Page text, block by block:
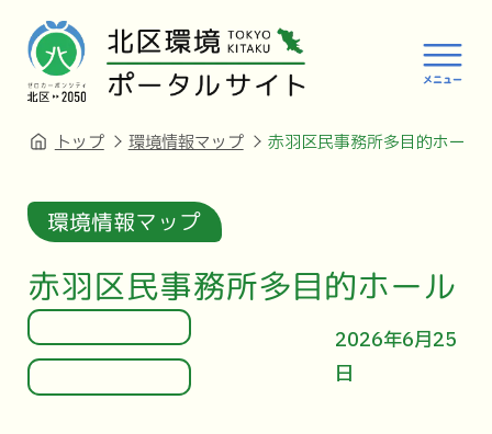
トップ 環境情報マップ 赤羽区民事務所多目的ホール
環境情報マップ
赤羽区民事務所多目的ホール
2026年6月25
日